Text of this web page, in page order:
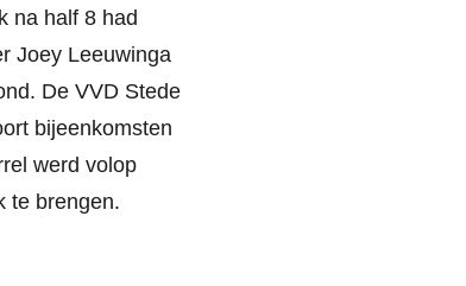
na half 8 had
Joey Leeuwinga
De VVD Stede
bijeenkomsten
werd volop
te brengen.